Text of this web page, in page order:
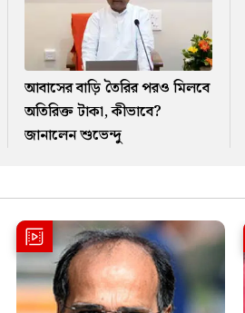
আবাসের বাড়ি তৈরির পরও মিলবে
অতিরিক্ত টাকা, কীভাবে?
জানালেন শুভেন্দু